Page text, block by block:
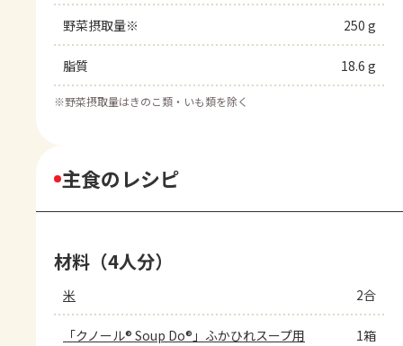
野菜摂取量※ 250 g
脂質 18.6 g
※野菜摂取量はきのこ類・いも類を除く
主食のレシピ
材料（4人分）
米 2合
「クノール® Soup Do®」ふかひれスープ用 1箱